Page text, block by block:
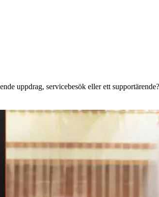
uppdrag, servicebesök eller ett